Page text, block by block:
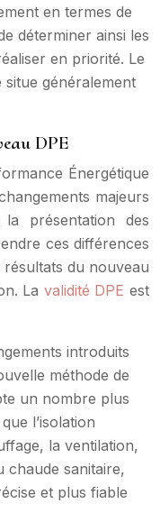
en termes de
déterminer ainsi les
en priorité. Le
situe généralement
DPE
Énergétique
majeurs
présentation des
ces différences
du nouveau
La validité DPEest
introduits
méthode de
un nombre plus
l’isolation
la ventilation,
chaude sanitaire,
et plus fiable